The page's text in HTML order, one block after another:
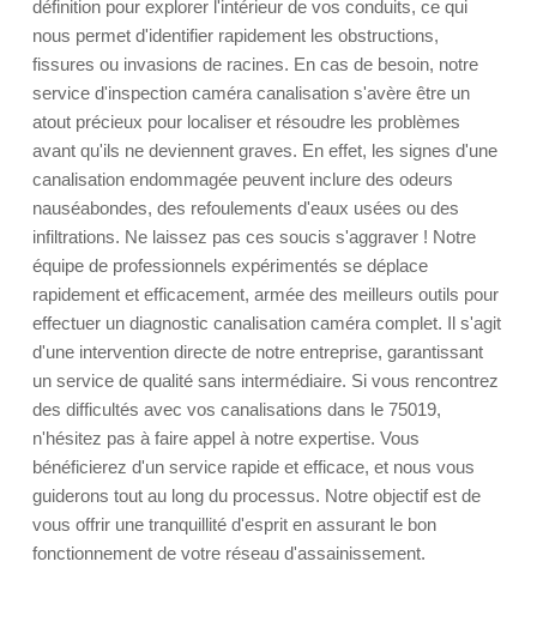
définition pour explorer l'intérieur de vos conduits, ce qui
nous permet d'identifier rapidement les obstructions,
fissures ou invasions de racines. En cas de besoin, notre
service d'inspection caméra canalisation s'avère être un
atout précieux pour localiser et résoudre les problèmes
avant qu'ils ne deviennent graves. En effet, les signes d'une
canalisation endommagée peuvent inclure des odeurs
nauséabondes, des refoulements d'eaux usées ou des
infiltrations. Ne laissez pas ces soucis s'aggraver ! Notre
équipe de professionnels expérimentés se déplace
rapidement et efficacement, armée des meilleurs outils pour
effectuer un diagnostic canalisation caméra complet. Il s'agit
d'une intervention directe de notre entreprise, garantissant
un service de qualité sans intermédiaire. Si vous rencontrez
des difficultés avec vos canalisations dans le 75019,
n'hésitez pas à faire appel à notre expertise. Vous
bénéficierez d'un service rapide et efficace, et nous vous
guiderons tout au long du processus. Notre objectif est de
vous offrir une tranquillité d'esprit en assurant le bon
fonctionnement de votre réseau d'assainissement.